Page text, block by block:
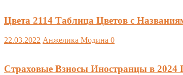
Цвета 2114 Таблица Цветов с
22.03.2022 Анжелика Модина 0
Страховые Взносы Иностранцы в 2024